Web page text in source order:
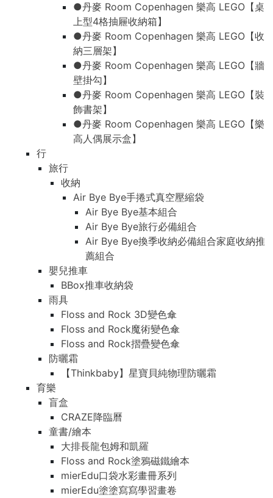
●丹麥 Room Copenhagen 樂高 LEGO【桌
上型4格抽屜收納箱】
●丹麥 Room Copenhagen 樂高 LEGO【收
納三層架】
●丹麥 Room Copenhagen 樂高 LEGO【牆
壁掛勾】
●丹麥 Room Copenhagen 樂高 LEGO【裝
飾書架】
●丹麥 Room Copenhagen 樂高 LEGO【樂
高人偶展示盒】
行
旅行
收納
Air Bye Bye手捲式真空壓縮袋
Air Bye Bye基本組合
Air Bye Bye旅行必備組合
Air Bye Bye換季收納必備組合家庭收納推
薦組合
嬰兒推車
BBox推車收納袋
雨具
Floss and Rock 3D變色傘
Floss and Rock魔術變色傘
Floss and Rock摺疊變色傘
防曬霜
【Thinkbaby】星寶貝純物理防曬霜
育樂
盲盒
CRAZE降臨曆
童書/繪本
大排長龍包姆和凱羅
Floss and Rock塗鴉磁鐵繪本
mierEdu口袋水彩畫冊系列
mierEdu塗塗寫寫學習畫卷